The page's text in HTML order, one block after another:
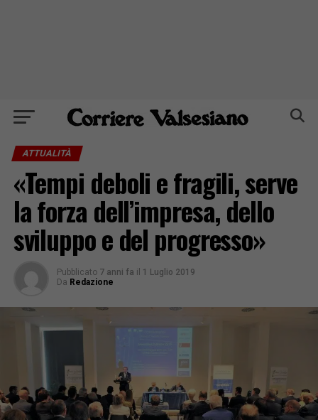
ATTUALITÀ
«Tempi deboli e fragili, serve
la forza dell’impresa, dello
sviluppo e del progresso»
Pubblicato 7 anni fa il 1 Luglio 2019
Da Redazione